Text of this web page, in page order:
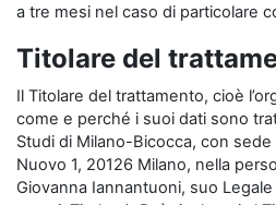
a tre mesi nel caso di particolare
Titolare del
Il Titolare del trattamento, cioè
come e perché i suoi dati sono
Studi di Milano-Bicocca, con sede
Nuovo 1, 20126 Milano, nella
Giovanna Iannantuoni, suo